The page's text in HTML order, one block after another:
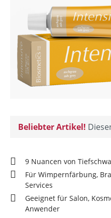
Beliebter Artikel!
9 Nuancen von
Für Wimpernfärbung,
Services
Geeignet für Salon,
Anwender